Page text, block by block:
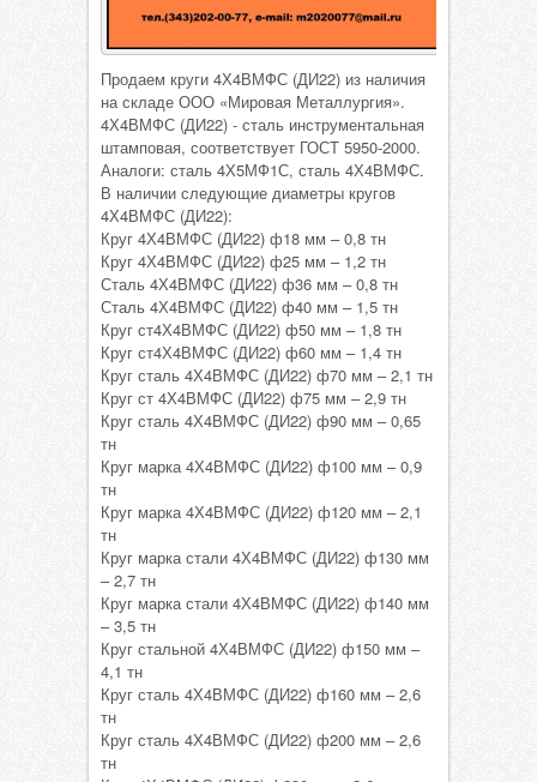
Продаем круги 4Х4ВМФС (ДИ22) из наличия
на складе ООО «Мировая Металлургия».
4Х4ВМФС (ДИ22) - сталь инструментальная
штамповая, соответствует ГОСТ 5950-2000.
Аналоги: сталь 4Х5МФ1С, сталь 4Х4ВМФС.
В наличии следующие диаметры кругов
4Х4ВМФС (ДИ22):
Круг 4Х4ВМФС (ДИ22) ф18 мм – 0,8 тн
Круг 4Х4ВМФС (ДИ22) ф25 мм – 1,2 тн
Сталь 4Х4ВМФС (ДИ22) ф36 мм – 0,8 тн
Сталь 4Х4ВМФС (ДИ22) ф40 мм – 1,5 тн
Круг ст4Х4ВМФС (ДИ22) ф50 мм – 1,8 тн
Круг ст4Х4ВМФС (ДИ22) ф60 мм – 1,4 тн
Круг сталь 4Х4ВМФС (ДИ22) ф70 мм – 2,1 тн
Круг ст 4Х4ВМФС (ДИ22) ф75 мм – 2,9 тн
Круг сталь 4Х4ВМФС (ДИ22) ф90 мм – 0,65
тн
Круг марка 4Х4ВМФС (ДИ22) ф100 мм – 0,9
тн
Круг марка 4Х4ВМФС (ДИ22) ф120 мм – 2,1
тн
Круг марка стали 4Х4ВМФС (ДИ22) ф130 мм
– 2,7 тн
Круг марка стали 4Х4ВМФС (ДИ22) ф140 мм
– 3,5 тн
Круг стальной 4Х4ВМФС (ДИ22) ф150 мм –
4,1 тн
Круг сталь 4Х4ВМФС (ДИ22) ф160 мм – 2,6
тн
Круг сталь 4Х4ВМФС (ДИ22) ф200 мм – 2,6
тн